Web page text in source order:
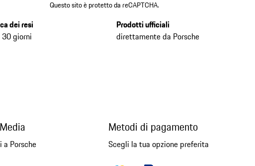
Questo sito è protetto da reCAPTCHA.
dei resi
giorni
Prodotti ufficiali
direttamente da Porsche
a Porsche
Metodi di pagamento
Scegli la tua opzione preferita